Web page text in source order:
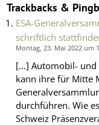
Trackbacks &
ESA-
schriftlich
Montag, 23. Mai 2022 um
[…] Automobil- und
kann ihre für Mitte
durchführen. Wie
Schweiz